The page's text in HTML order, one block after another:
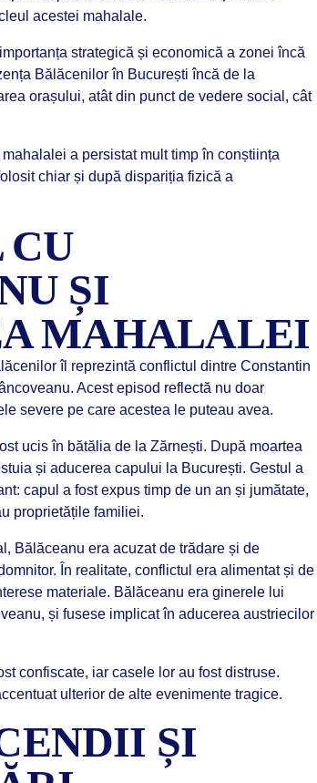
acestei mahalale.
strategică și economică a zonei încă
Bălăcenilor în București încă de la
orașului, atât din punct de vedere social, cât
a persistat mult timp în conștiința
chiar și după dispariția fizică a
ȘI
MAHALALEI
îl reprezintă conflictul dintre Constantin
Acest episod reflectă nu doar
severe pe care acestea le puteau avea.
ucis în bătălia de la Zărnești. După moartea
și aducerea capului la București. Gestul a
capul a fost expus timp de un an și jumătate,
proprietățile familiei.
Bălăceanu era acuzat de trădare și de
În realitate, conflictul era alimentat și de
materiale. Bălăceanu era ginerele lui
și fusese implicat în aducerea austriecilor
confiscate, iar casele lor au fost distruse.
ulterior de alte evenimente tragice.
ȘI